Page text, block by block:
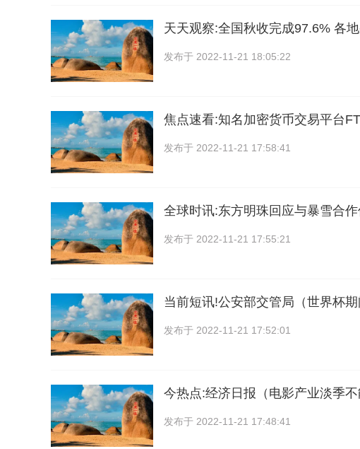
天天观察:全国秋收完成97.6% 各
发布于 2022-11-21 18:05:22
焦点速看:知名加密货币交易平台
发布于 2022-11-21 17:58:41
全球时讯:东方明珠回应与暴雪合作
发布于 2022-11-21 17:55:21
当前短讯!公安部交管局（世界杯
发布于 2022-11-21 17:52:01
今热点:经济日报（电影产业淡季
发布于 2022-11-21 17:48:41